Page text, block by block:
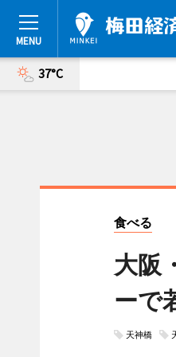
37°C
食べる
大阪
ーで
天神橋